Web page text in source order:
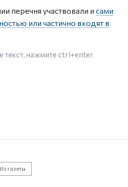
перечня участвовали и сами
или частично входят в
текст, нажмите ctrl+enter
Из газеты